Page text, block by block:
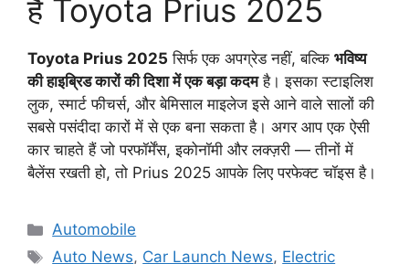
है Toyota Prius 2025
Toyota Prius 2025 सिर्फ एक अपग्रेड नहीं, बल्कि भविष्य
की हाइब्रिड कारों की दिशा में एक बड़ा कदमहै। इसका स्टाइलिश
लुक, स्मार्ट फीचर्स, और बेमिसाल माइलेज इसे आने वाले सालों की
सबसे पसंदीदा कारों में से एक बना सकता है। अगर आप एक ऐसी
कार चाहते हैं जो परफॉर्मेंस, इकोनॉमी और लक्ज़री — तीनों में
बैलेंस रखती हो, तो Prius 2025 आपके लिए परफेक्ट चॉइस है।
Categories
Automobile
Tags
Auto News, Car Launch News, Electric